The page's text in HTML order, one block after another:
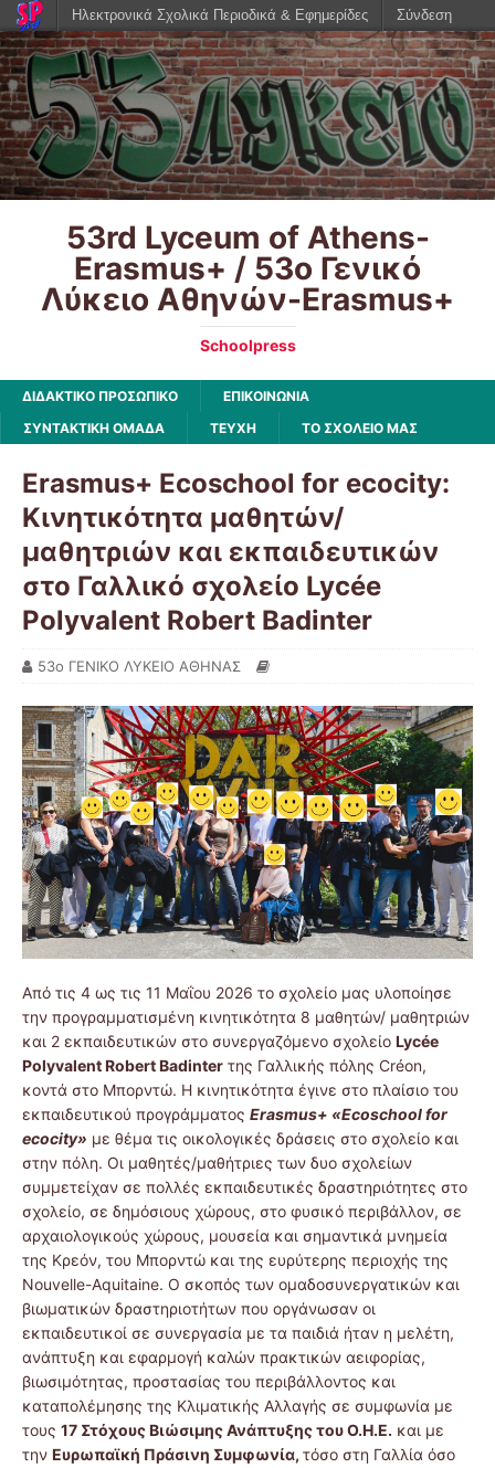
53rd Lyceum of Athens-
Erasmus+ / 53ο Γενικό
Λύκειο Αθηνών-Erasmus+
Schoolpress
ΔΙΔΑΚΤΙΚΟ ΠΡΟΣΩΠΙΚΟ
ΕΠΙΚΟΙΝΩΝΙΑ
ΣΥΝΤΑΚΤΙΚΗ ΟΜΑΔΑ
ΤΕΥΧΗ ΤΟ ΣΧΟΛΕΙΟ ΜΑΣ
Erasmus+ Ecoschool for ecocity:
Κινητικότητα μαθητών/
μαθητριών και εκπαιδευτικών
στο Γαλλικό σχολείο Lycée
Polyvalent Robert Badinter
53ο ΓΕΝΙΚΟ ΛΥΚΕΙΟ ΑΘΗΝΑΣ
Από τις 4 ως τις 11 Μαΐου 2026 το σχολείο μας υλοποίησε
την προγραμματισμένη κινητικότητα 8 μαθητών/ μαθητριών
και 2 εκπαιδευτικών στο συνεργαζόμενο σχολείο Lycée
Polyvalent Robert Badinter της Γαλλικής πόλης Créon,
κοντά στο Μπορντώ. Η κινητικότητα έγινε στο πλαίσιο του
εκπαιδευτικού προγράμματος Erasmus+ «Ecoschool for
ecocity» με θέμα τις οικολογικές δράσεις στο σχολείο και
στην πόλη. Οι μαθητές/μαθήτριες των δυο σχολείων
συμμετείχαν σε πολλές εκπαιδευτικές δραστηριότητες στο
σχολείο, σε δημόσιους χώρους, στο φυσικό περιβάλλον, σε
αρχαιολογικούς χώρους, μουσεία και σημαντικά μνημεία
της Κρεόν, του Μπορντώ και της ευρύτερης περιοχής της
Nouvelle-Aquitaine. Ο σκοπός των ομαδοσυνεργατικών και
βιωματικών δραστηριοτήτων που οργάνωσαν οι
εκπαιδευτικοί σε συνεργασία με τα παιδιά ήταν η μελέτη,
ανάπτυξη και εφαρμογή καλών πρακτικών αειφορίας,
βιωσιμότητας, προστασίας του περιβάλλοντος και
καταπολέμησης της Κλιματικής Αλλαγής σε συμφωνία με
τους 17 Στόχους Βιώσιμης Ανάπτυξης του Ο.Η.Ε. και με
την Ευρωπαϊκή Πράσινη Συμφωνία, τόσο στη Γαλλία όσο
Ηλεκτρονικά Σχολικά Περιοδικά & Εφημερίδες Σύνδεση